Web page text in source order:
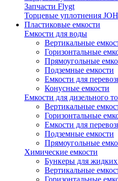
Запчасти Flygt
Торцевые уплотнения
Пластиковые емкости
Емкости для воды
Вертикальные
Горизонтальные
Прямоугольные
Подземные емкости
Емкости для
Конусные емкости
Емкости для дизельного
Вертикальные
Горизонтальные
Емкости для
Подземные емкости
Прямоугольные
Химические емкости
Бункеры для
Вертикальные
Горизонтальные